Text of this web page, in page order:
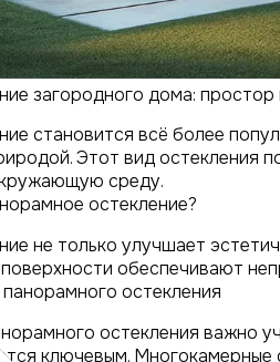
загородного дома: простор
становится всё более
Этот вид остекления
среду.
остекление?
не только улучшает
обеспечивают
остекления
остекления важно
ключевым.